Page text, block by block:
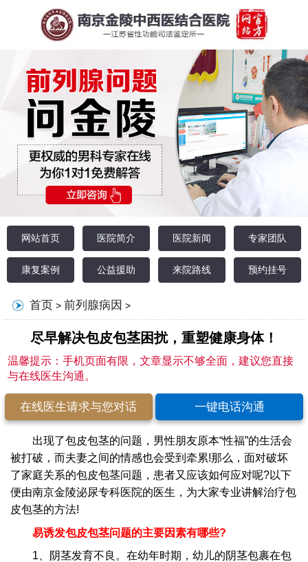
网站首页 医院简介 医院新闻 专家团队
康复案例 公益援助 来院路线 预约挂号
首页 >前列腺病因 >
尽早解决包皮包茎困扰，重塑健康身体！
温馨提示：手机页面有限，文章显示不够全面，建议您直接
与在线医生沟通。
在线医生请求与您对话 一键电话沟通
出现了包皮包茎的问题，男性朋友原本“性福”的生活会
被打破，而夫妻之间的情感也会受到牵累!那么，面对破坏
了家庭关系的包皮包茎问题，患者又应该如何应对呢?以下
便由南京金陵泌尿专科医院的医生，为大家专业讲解治疗包
皮包茎的方法!
易诱发包皮包茎问题的主要因素有哪些?
1、阴茎发育不良。在幼年时期，幼儿的阴茎包裹在包